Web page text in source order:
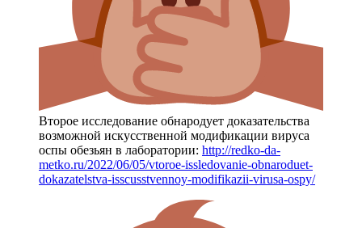
Второе исследование обнародует доказательства
возможной искусственной модификации вируса
оспы обезьян в лаборатории: http://redko-da-
metko.ru/2022/06/05/vtoroe-issledovanie-obnaroduet-
dokazatelstva-isscusstvennoy-modifikazii-virusa-ospy/